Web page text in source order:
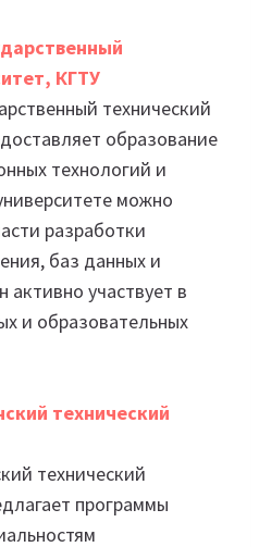
КГТУ
технический
образование
технологий и
можно
разработки
баз данных и
активно участвует в
и образовательных
технический
технический
программы